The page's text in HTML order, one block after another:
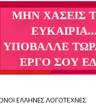
ΕΛΛΗΝΕΣ ΛΟΓΟΤΕΧΝΕΣ